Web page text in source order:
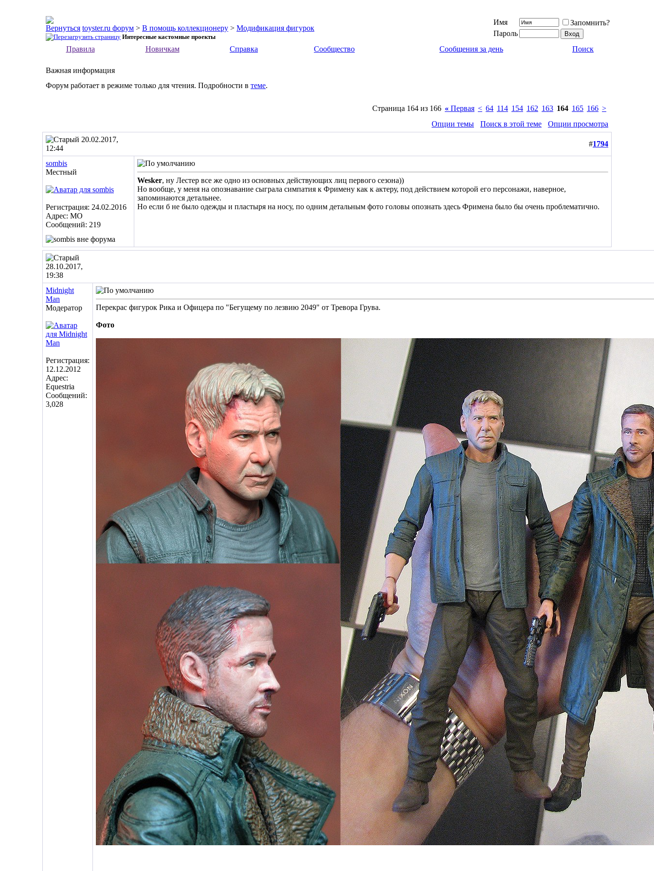
toyster.ru форум > В помощь коллекционеру > Модификация фигурок
Интересные кастомные проекты
Имя
Запомнить?
Пароль
Правила
Новичкам Справка Сообщество Сообщения за день Поиск
Важная информация
Форум работает в режиме только для чтения. Подробности в теме.
Страница 164 из 166 « Первая < 64 114 154 162 163 164 165 166 >
Опции темы
Поиск в этой теме
Опции просмотра
20.02.2017,
12:44
#1794
sombis
Местный
Регистрация: 24.02.2016
Адрес: МО
Сообщений: 219
Wesker, ну Лестер все же одно из основных действующих лиц первого сезона))
Но вообще, у меня на опознавание сыграла симпатия к Фримену как к актеру, под действием которой его персонажи, наверное,
запоминаются детальнее.
Но если б не было одежды и пластыря на носу, по одним детальным фото головы опознать здесь Фримена было бы очень проблематично.
28.10.2017,
19:38
Midnight
Man
Модератор
Регистрация:
12.12.2012
Адрес:
Equestria
Сообщений:
3,028
Перекрас фигурок Рика и Офицера по "Бегущему по лезвию 2049" от Тревора Грува.
Фото